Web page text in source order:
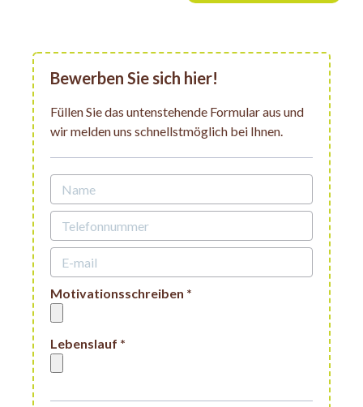
Bewerben Sie sich hier!
Füllen Sie das untenstehende Formular aus und
wir melden uns schnellstmöglich bei Ihnen.
Motivationsschreiben *
Lebenslauf *